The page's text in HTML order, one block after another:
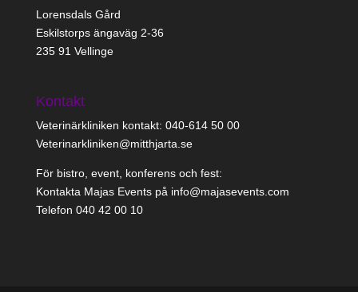
Lorensdals Gård
Eskilstorps ängaväg 2-36
235 91 Vellinge
Kontakt
Veterinärkliniken kontakt: 040-614 50 00
Veterinarkliniken@mitthjarta.se
För bistro, event, konferens och fest:
Kontakta Majas Events på info@majasevents.com
Telefon 040 42 00 10